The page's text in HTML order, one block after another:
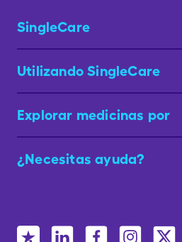
SingleCare
Utilizando SingleCare
Explorar medicinas por
¿Necesitas ayuda?